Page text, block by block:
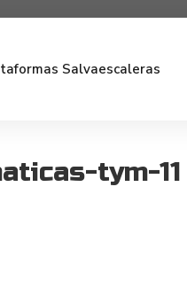
Salvaescaleras
tym-11